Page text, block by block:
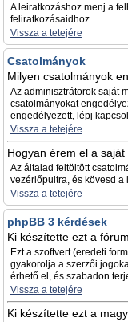
A leiratkozáshoz menj a
feliratkozásaidhoz.
Vissza a tetejére
Csatolmányok
Milyen csatolmányok
Az adminisztrátorok saját
csatolmányokat
engedélyezett, lépj
Vissza a tetejére
Hogyan érem el a
Az általad feltöltött
vezérlőpultra, és kövesd
Vissza a tetejére
phpBB 3 kérdések
Ki készítette ezt a
Ezt a szoftvert (eredeti
gyakorolja a szerzői
érhető el, és szabadon
Vissza a tetejére
Ki készítette ezt a